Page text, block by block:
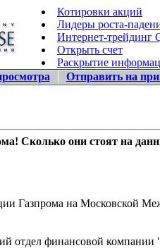
Котировки акций
Лидеры роста-
Интернет-трейдинг
Открыть счет
Раскрытие
Отправить на
Сколько они стоят на
Газпрома на
отдел финансовой